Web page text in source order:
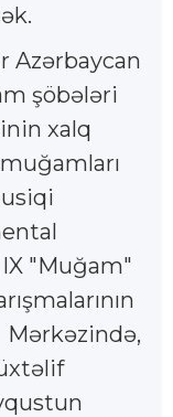
Azərbaycan
şöbələri
xalq
"Muğam"
Mərkəzində,